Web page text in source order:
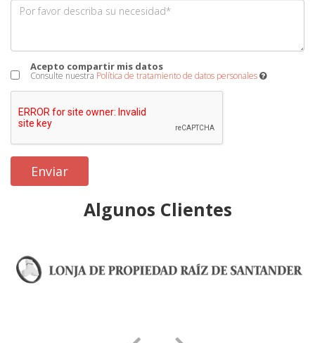
Acepto compartir mis datos
Consulte nuestra Política de tratamiento de datos personales
Algunos Clientes